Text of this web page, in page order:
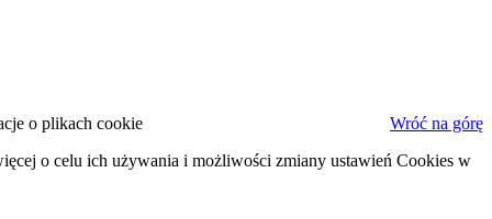
Wróć na górę
o plikach cookie
o celu ich używania i możliwości zmiany ustawień Cookies w